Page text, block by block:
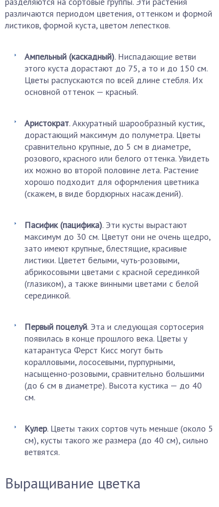
различаются периодом цветения, оттенком и формой
листиков, формой куста, цветом лепестков.
Ампельный (каскадный). Ниспадающие ветви
этого куста дорастают до 75, а то и до 150 см.
Цветы распускаются по всей длине стебля. Их
основной оттенок — красный.
Аристократ. Аккуратный шарообразный кустик,
дорастающий максимум до полуметра. Цветы
сравнительно крупные, до 5 см в диаметре,
розового, красного или белого оттенка. Увидеть
их можно во второй половине лета. Растение
хорошо подходит для оформления цветника
(скажем, в виде бордюрных насаждений).
Пасифик (пацифика). Эти кусты вырастают
максимум до 30 см. Цветут они не очень щедро,
зато имеют крупные, блестящие, красивые
листики. Цветет белыми, чуть-розовыми,
абрикосовыми цветами с красной серединкой
(глазиком), а также винными цветами с белой
серединкой.
Первый поцелуй. Эта и следующая сортосерия
появилась в конце прошлого века. Цветы у
катарантуса Ферст Кисс могут быть
коралловыми, лососевыми, пурпурными,
насыщенно-розовыми, сравнительно большими
(до 6 см в диаметре). Высота кустика — до 40
см.
Кулер. Цветы таких сортов чуть меньше (около 5
см), кусты такого же размера (до 40 см), сильно
ветвятся.
Выращивание цветка